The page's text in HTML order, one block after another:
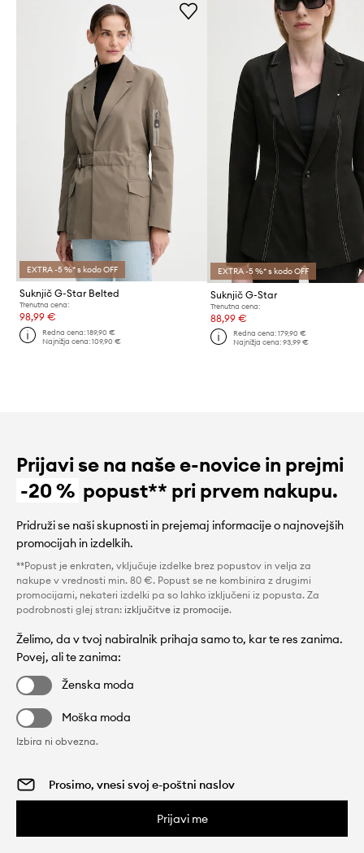
EXTRA -5 %* s kodo OFF
Suknjič G-Star Belted
Trenutna cena:
98,99 €
Redna cena:189,90 €
Najnižja cena:109,90 €
EXTRA -5 %* s kodo OFF
Suknjič G-Star
Trenutna cena:
88,99 €
Redna cena: 179,90 €
Najnižja cena: 93,99 €
Prijavi se na naše e-novice in prejmi
-20 % popust** pri prvem nakupu.
Pridruži se naši skupnosti in prejemaj informacije o najnovejših
promocijah in izdelkih.
**Popust je enkraten, vključuje izdelke brez popustov in velja za
nakupe v vrednosti min. 80 €. Popust se ne kombinira z drugimi
promocijami, nekateri izdelki pa so lahko izključeni iz popusta. Za
podrobnosti glej stran: izključitve iz promocije.
Želimo, da v tvoj nabiralnik prihaja samo to, kar te res zanima.
Povej, ali te zanima:
Ženska moda
Moška moda
Izbira ni obvezna.
Prijavi me